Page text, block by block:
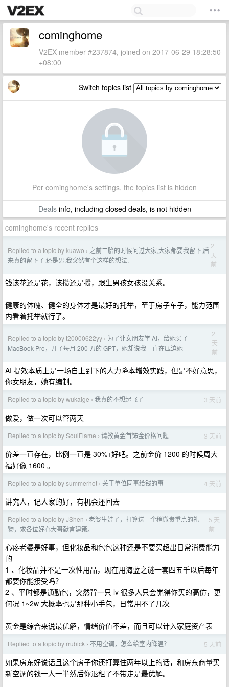
cominghome
V2EX member #237874, joined on 2017-06-29 18:28:50
+08:00
Switch topics list
Per cominghome's settings, the topics list is hidden
Dealsinfo, including closed deals, is not hidden
cominghome's recent replies
Replied to a topic by kuawo › 之前二胎的时候问过大家,大家都要我留下,后
来真的留下了.还是男.我突然有个这样的想法.
2
天
前
钱该花还是花，该攒还是攒，跟生男孩女孩没关系。
健康的体魄、健全的身体才是最好的托举，至于房子车子，能力范围
内看着托举就行了。
Replied to a topic by t20000622yy › 为了让女朋友学 AI，给她买了
MacBook Pro，开了每月 200 刀的 GPT，她却说我一直在压迫她
2
天
前
AI 提效本质上是一场自上到下的人力降本增效实践，但是不好意思，
你女朋友，她有编制。
Replied to a topic by wukaige › 我真的不想起飞了 3 天前
做爱，做一次可以管两天
Replied to a topic by SoulFlame › 请教黄金首饰金价格问题 3 天前
价差一直存在，比例一直是 30%+好吧。之前金价 1200 的时候周大
福好像 1600 。
Replied to a topic by summerhot › 关于单位同事给钱的事 4 天前
讲究人，记人家的好，有机会还回去
Replied to a topic by JShen › 老婆生娃了，打算送一个稍微贵重点的礼
物，求各位好心大哥献言建策。
5 天
前
心疼老婆是好事，但化妆品和包包这种还是不要买超出日常消费能力
的
1 、化妆品并不是一次性用品，现在用海蓝之谜一套四五千以后每年
都要你能接受吗？
2 、平时都是通勤包，突然背一只 lv 很多人只会觉得你买的高仿，更
何况 1~2w 大概率也是那种小手包，日常用不了几次
黄金是综合来说最优解，情绪价值不差，而且可以计入家庭资产表
Replied to a topic by rrubick › 不用空调，怎么给室内降温？ 5 天前
如果房东好说话且这个房子你还打算住两年以上的话，和房东商量买
新空调的钱一人一半然后你退租了不带走是最优解。